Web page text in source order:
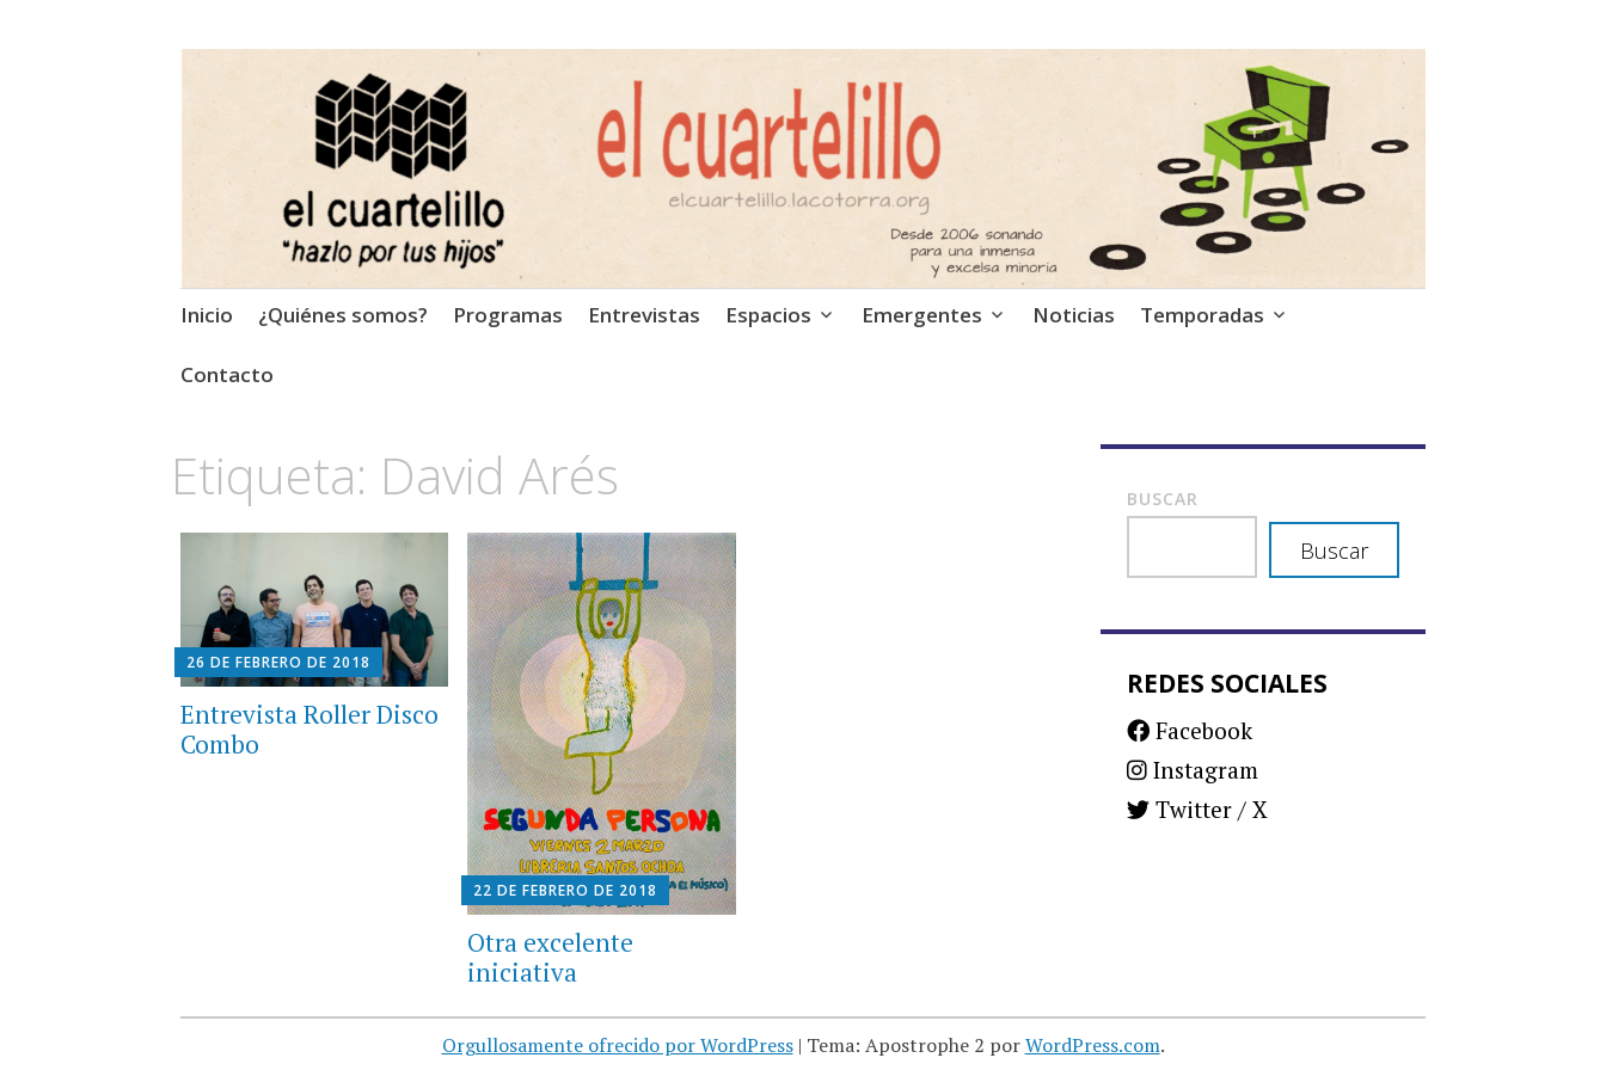
El Cuartelillo
Programa de radio de música independiente. Podcast
Saltar
contenido
Inicio ¿Quiénes somos? Programas Entrevistas Espacios Emergentes Noticias Temporadas
Contacto
Etiqueta: David Arés
26 DE FEBRERO DE 2018
Entrevista Roller Disco
Combo
22 DE FEBRERO DE 2018
Otra excelente
iniciativa
BUSCAR
Buscar
REDES SOCIALES
Facebook
Instagram
Twitter / X
Orgullosamente ofrecido por WordPress | Tema: Apostrophe 2 porWordPress.com.